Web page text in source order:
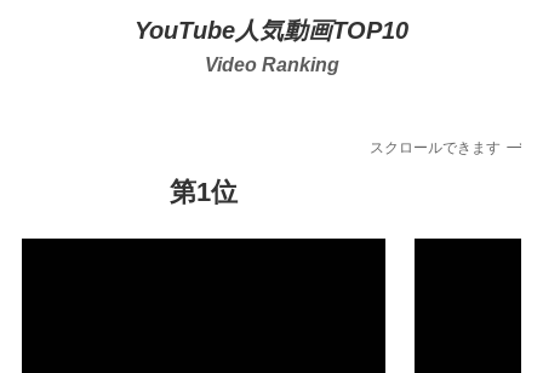
YouTube人気動画TOP10
Video Ranking
スクロールできます
第1位